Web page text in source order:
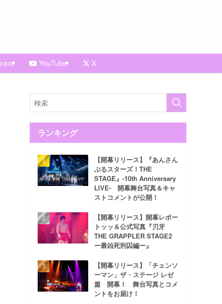
YouTube X
ランキング
【開幕リリース】『あんさん
ぶるスターズ！THE
STAGE』-10th Anniversary
LIVE- 開幕舞台写真＆キャ
ストコメントが公開！
【開幕リリース】開幕レポー
トッッ＆公式写真『刃牙
THE GRAPPLER STAGE2
ー最凶死刑囚編ー』
【開幕リリース】「チェンソ
ーマン」ザ・ステージ レゼ
篇 開幕！ 舞台写真とコメ
ントをお届け！